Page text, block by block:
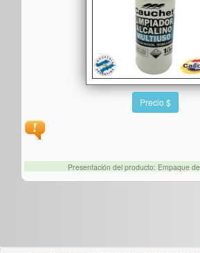
Precio $
Presentación del producto: Empaque